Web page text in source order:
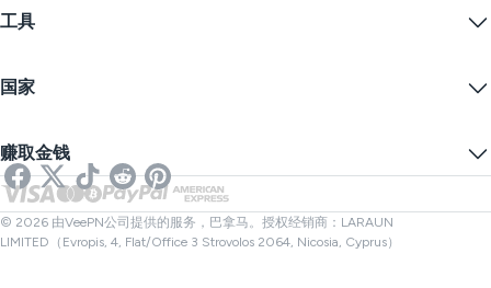
免费VPN
学生优惠
博客
隐私政策
Cookie偏好设置
网络隐私
匿名IP
流媒体用VPN
Netflix VPN
工具
隐藏您的IP
在线短信
链接检查器
文件检查器
国家
英国VPN
加拿大VPN
土耳其VPN
赚取金钱
合作伙伴
© 2026 由VeePN公司提供的服务，巴拿马。授权经销商：LARAUN
LIMITED（Evropis, 4, Flat/Office 3 Strovolos 2064, Nicosia, Cyprus）